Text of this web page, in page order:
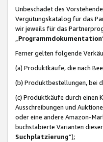
Unbeschadet des
Vergütungskatalog für das
wir jeweils für das
Programmdokumentation
Ferner gelten folgende
(a) Produktkäufe, die nach
(b) Produktbestellungen, bei
(c) Produktkäufe durch einen
Ausschreibungen und
oder eine andere Amazon-
buchstabierte Varianten
Suchplatzierung”);